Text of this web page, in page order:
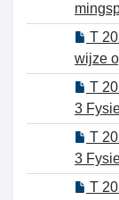
T
wijze
T
3
T
3
T